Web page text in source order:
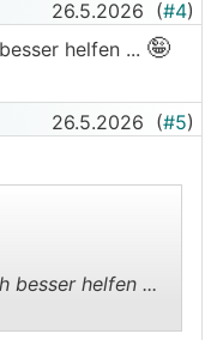
26.5.2026 (#4)
helfen ... 🤪
26.5.2026 (#5)
besser helfen ...